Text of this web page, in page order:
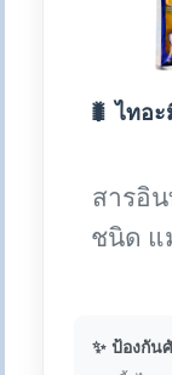
🐛 ไทอ
สารอิ
ชนิด แ
✨ ป้องกัน